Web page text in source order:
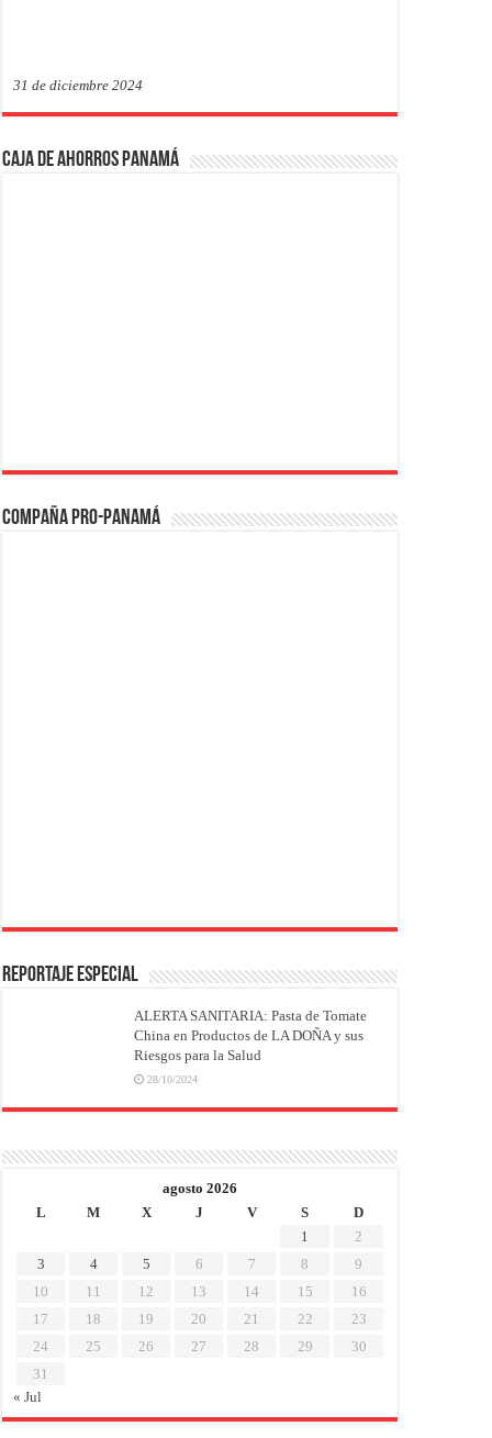
31 de diciembre 2024
Caja de Ahorros Panamá
Compaña PRO-Panamá
REPORTAJE ESPECIAL
ALERTA SANITARIA: Pasta de Tomate
China en Productos de LA DOÑA y sus
Riesgos para la Salud
28/10/2024
agosto 2026
L
M X J V S
D
1
2
3
4 5 6 7 8
9
10
11 12 13 14 15
16
17
18 19 20 21 22
23
24
25 26 27 28 29
30
31
« Jul